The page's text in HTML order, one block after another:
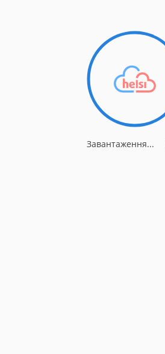
Завантаження...